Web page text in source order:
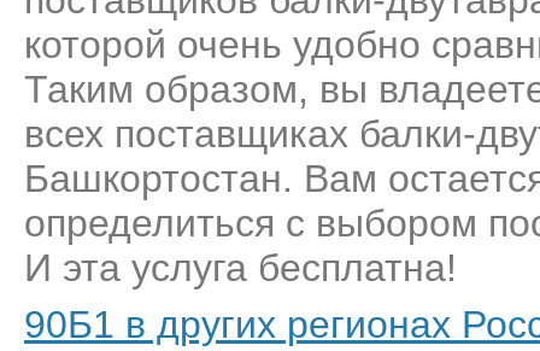
которой очень удобно
Таким образом, вы
всех поставщиках балки-
Башкортостан. Вам
определиться с выбором
И эта услуга бесплатна!
90Б1 в других регионах